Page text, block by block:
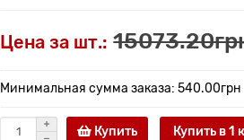
Цена за шт.:
Минимальная сумма заказа: 540.00грн
Купить Купить в 1